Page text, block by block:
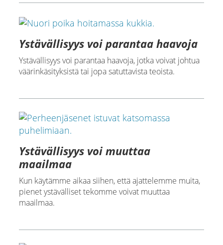
Ystävällisyys voi parantaa haavoja
Ystävällisyys voi parantaa haavoja, jotka voivat johtua
väärinkäsityksistä tai jopa satuttavista teoista.
Ystävällisyys voi muuttaa
maailmaa
Kun käytämme aikaa siihen, että ajattelemme muita,
pienet ystävälliset tekomme voivat muuttaa
maailmaa.